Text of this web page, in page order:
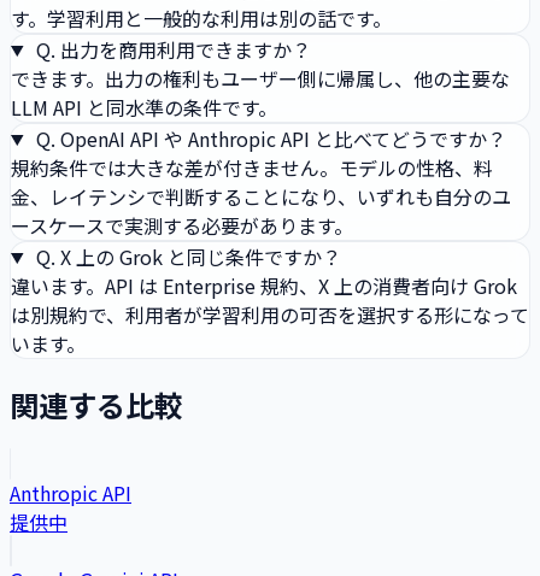
す。学習利用と一般的な利用は別の話です。
Q. 出力を商用利用できますか？
できます。出力の権利もユーザー側に帰属し、他の主要な
LLM API と同水準の条件です。
Q. OpenAI API や Anthropic API と比べてどうですか？
規約条件では大きな差が付きません。モデルの性格、料
金、レイテンシで判断することになり、いずれも自分のユ
ースケースで実測する必要があります。
Q. X 上の Grok と同じ条件ですか？
違います。API は Enterprise 規約、X 上の消費者向け Grok
は別規約で、利用者が学習利用の可否を選択する形になって
います。
関連する比較
Anthropic API
提供中